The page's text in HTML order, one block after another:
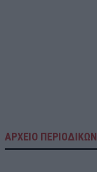
ΑΡΧΕΙΟ ΠΕΡΙΟΔΙΚΩΝ